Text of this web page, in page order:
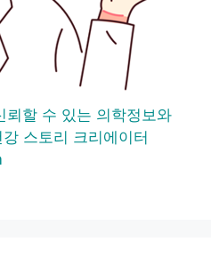
뢰할 수 있는 의학정보와
스토리 크리에이터